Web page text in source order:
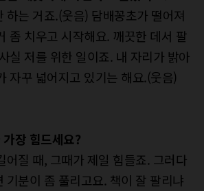
하는 거죠.(웃음) 담배꽁초가 떨어져
좀 치우고 시작해요. 깨끗한 데서 팔
실 저를 위한 일이죠. 내 자리가 밝아
자꾸 넓어지고 있기는 해요.(웃음)
장 힘드세요?
어질 때, 그때가 제일 힘들죠. 그러다
기분이 좀 풀리고요. 책이 잘 팔리냐